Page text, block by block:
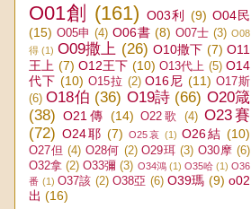
O01創 (161) O03利 (9) O04民
(15) O05申 (4) O06書 (8) O07士 (3) O08
得 (1) O09撒上 (26) O10撒下 (7) O11
王上 (7) O12王下 (10) O13代上 (5) O14
代下 (10) O15拉 (2) O16尼 (11) O17斯
(6) O18伯 (36) O19詩 (66) O20箴
(38) O21傳 (14) O22歌 (4) O23賽
(72) O24耶 (7) O25哀 (1) O26結 (10)
O27但 (4) O28何 (2) O29珥 (3) O30摩 (6)
O32拿 (2) O33彌 (3) O34鴻 (1) O35哈 (1) O36
番 (1) O37該 (2) O38亞 (6) O39瑪 (9) o02
出 (16)